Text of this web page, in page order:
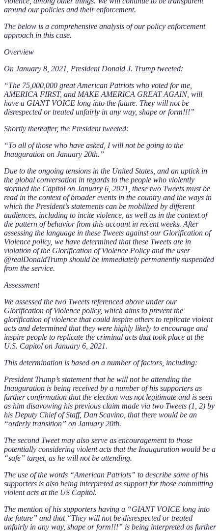
around our policies and their enforcement.
The below is a comprehensive analysis of our policy enforcement
approach in this case.
Overview
On January 8, 2021, President Donald J. Trump tweeted:
“The 75,000,000 great American Patriots who voted for me,
AMERICA FIRST, and MAKE AMERICA GREAT AGAIN, will
have a GIANT VOICE long into the future. They will not be
disrespected or treated unfairly in any way, shape or form!!!”
Shortly thereafter, the President tweeted:
“To all of those who have asked, I will not be going to the
Inauguration on January 20th.”
Due to the ongoing tensions in the United States, and an uptick in
the global conversation in regards to the people who violently
stormed the Capitol on January 6, 2021, these two Tweets must be
read in the context of broader events in the country and the ways in
which the President’s statements can be mobilized by different
audiences, including to incite violence, as well as in the context of
the pattern of behavior from this account in recent weeks. After
assessing the language in these Tweets against our Glorification of
Violence policy, we have determined that these Tweets are in
violation of the Glorification of Violence Policy and the user
@realDonaldTrump should be immediately permanently suspended
from the service.
Assessment
We assessed the two Tweets referenced above under our
Glorification of Violence policy, which aims to prevent the
glorification of violence that could inspire others to replicate violent
acts and determined that they were highly likely to encourage and
inspire people to replicate the criminal acts that took place at the
U.S. Capitol on January 6, 2021.
This determination is based on a number of factors, including:
President Trump’s statement that he will not be attending the
Inauguration is being received by a number of his supporters as
further confirmation that the election was not legitimate and is seen
as him disavowing his previous claim made via two Tweets (1, 2) by
his Deputy Chief of Staff, Dan Scavino, that there would be an
“orderly transition” on January 20th.
The second Tweet may also serve as encouragement to those
potentially considering violent acts that the Inauguration would be a
“safe” target, as he will not be attending.
The use of the words “American Patriots” to describe some of his
supporters is also being interpreted as support for those committing
violent acts at the US Capitol.
The mention of his supporters having a “GIANT VOICE long into
the future” and that “They will not be disrespected or treated
unfairly in any way, shape or form!!!” is being interpreted as further